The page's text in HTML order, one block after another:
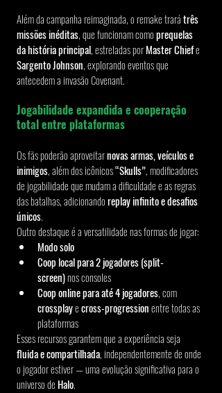
Além da campanha reimaginada, o remake trará três
missões inéditas, que funcionam como prequelas
da história principal, estreladas por Master Chief e
Sargento Johnson, explorando eventos que
antecedem a invasão Covenant.
Jogabilidade expandida e cooperação
total entre plataformas
Os fãs poderão aproveitar novas armas, veículos e
inimigos, além dos icônicos “Skulls”, modificadores
de jogabilidade que mudam a dificuldade e as regras
das batalhas, adicionando replay infinito e desafios
únicos.
Outro destaque é a versatilidade nas formas de jogar:
Modo solo
Coop local para 2 jogadores (split-
screen) nos consoles
Coop online para até 4 jogadores, com
crossplay e cross-progression entre todas as
plataformas
Esses recursos garantem que a experiência seja
fluida e compartilhada, independentemente de onde
o jogador estiver — uma evolução significativa para o
universo de Halo.